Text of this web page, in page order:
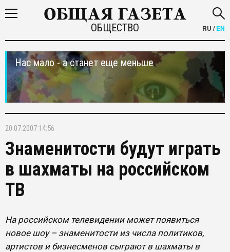
ОБЩЕСТВО RU /EN
Нас мало - а станет еще меньше
20.07.2007 14:56
Знаменитости будут играть
в шахматы на российском
ТВ
На российском телевидении может появиться
новое шоу – знаменитости из числа политиков,
артистов и бизнесменов сыграют в шахматы в